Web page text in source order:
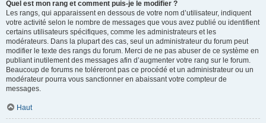
Quel est mon rang et comment puis-je le modifier ?
Les rangs, qui apparaissent en dessous de votre nom d’utilisateur, indiquent
votre activité selon le nombre de messages que vous avez publié ou identifient
certains utilisateurs spécifiques, comme les administrateurs et les
modérateurs. Dans la plupart des cas, seul un administrateur du forum peut
modifier le texte des rangs du forum. Merci de ne pas abuser de ce système en
publiant inutilement des messages afin d’augmenter votre rang sur le forum.
Beaucoup de forums ne toléreront pas ce procédé et un administrateur ou un
modérateur pourra vous sanctionner en abaissant votre compteur de
messages.
Haut